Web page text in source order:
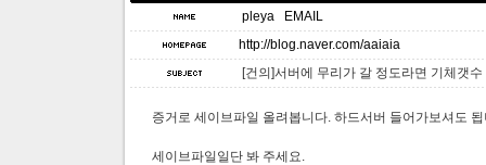
pleya
EMAIL
http://blog.naver.com/aaiaia
[건의]서버에 무리가 갈 정도라면 기체갯
증거로 세이브파일 올려봅니다. 하드서버 들어가보셔도
세이브파일일단 봐 주세요.